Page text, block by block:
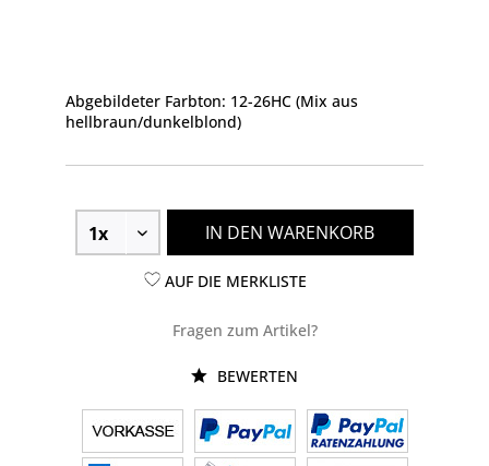
Abgebildeter Farbton: 12-26HC (Mix aus
hellbraun/dunkelblond)
IN DEN WARENKORB
AUF DIE MERKLISTE
Fragen zum Artikel?
BEWERTEN